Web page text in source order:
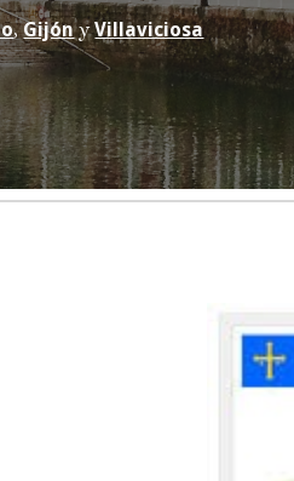
, Gijón y Villaviciosa